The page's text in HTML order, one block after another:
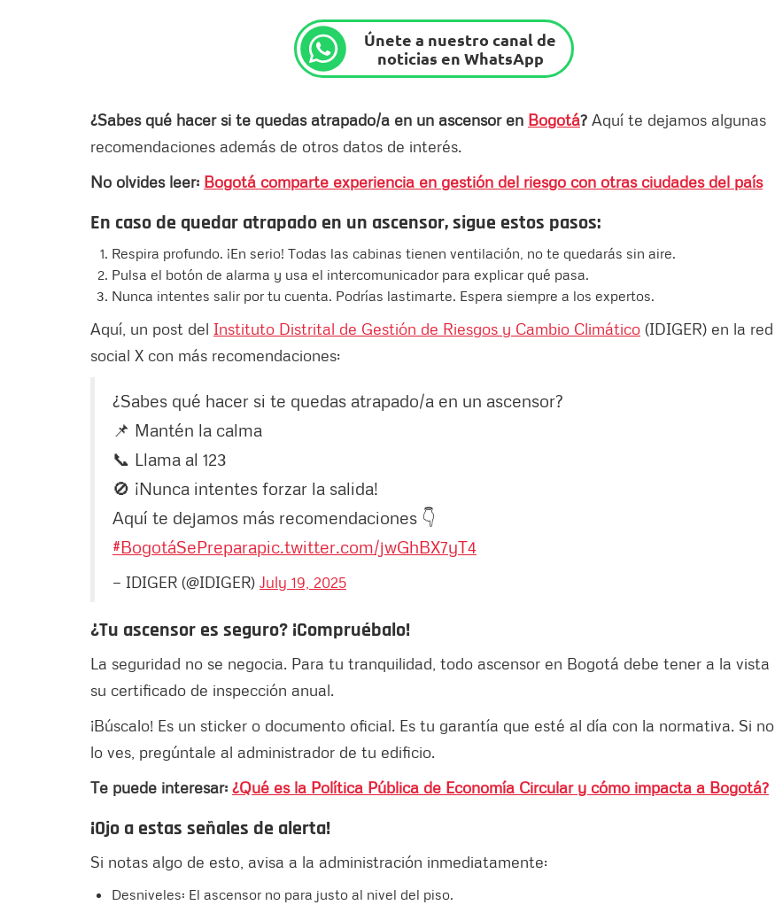
Únete a nuestro canal de
noticias en WhatsApp
¿Sabes qué hacer si te quedas atrapado/a en un ascensor en Bogotá? Aquí te dejamos algunas
recomendaciones además de otros datos de interés.
No olvides leer: Bogotá comparte experiencia en gestión del riesgo con otras ciudades del país
En caso de quedar atrapado en un ascensor, sigue estos pasos:
Respira profundo. ¡En serio! Todas las cabinas tienen ventilación, no te quedarás sin aire.
Pulsa el botón de alarma y usa el intercomunicador para explicar qué pasa.
Nunca intentes salir por tu cuenta. Podrías lastimarte. Espera siempre a los expertos.
Aquí, un post del Instituto Distrital de Gestión de Riesgos y Cambio Climático (IDIGER) en la red
social X con más recomendaciones:
¿Sabes qué hacer si te quedas atrapado/a en un ascensor?
📌 Mantén la calma
📞 Llama al 123
🚫 ¡Nunca intentes forzar la salida!
Aquí te dejamos más recomendaciones 👇
#BogotáSePreparapic.twitter.com/jwGhBX7yT4
— IDIGER (@IDIGER) July 19, 2025
¿Tu ascensor es seguro? ¡Compruébalo!
La seguridad no se negocia. Para tu tranquilidad, todo ascensor en Bogotá debe tener a la vista
su certificado de inspección anual.
¡Búscalo! Es un sticker o documento oficial. Es tu garantía que esté al día con la normativa. Si no
lo ves, pregúntale al administrador de tu edificio.
Te puede interesar: ¿Qué es la Política Pública de Economía Circular y cómo impacta a Bogotá?
¡Ojo a estas señales de alerta!
Si notas algo de esto, avisa a la administración inmediatamente:
Desniveles: El ascensor no para justo al nivel del piso.